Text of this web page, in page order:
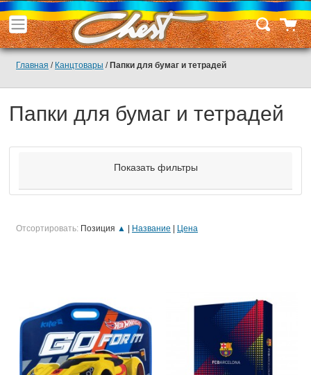
Главная / Канцтовары / Папки для бумаг и тетрадей
Отсортировать: Позиция ▲ Название Цена
Папки для бумаг и тетрадей
Показать фильтры